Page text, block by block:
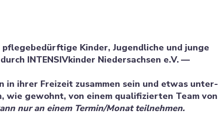
Kinder, Jugend­liche und junge
INTENSIVkinder Nieder­sachsen e.V. —
in ihrer Freizeit zusammen sein und etwas unter­
wie gewohnt, von einem quali­fi­zierten Team von
nur an einem Termin/​​Monat teilnehmen.